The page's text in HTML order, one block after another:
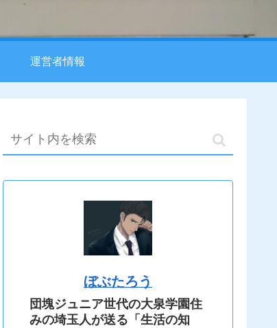
運営者情報
ぼぶたろう
団塊ジュニア世代の大泉学園住
みの埼玉人が送る「生活の知